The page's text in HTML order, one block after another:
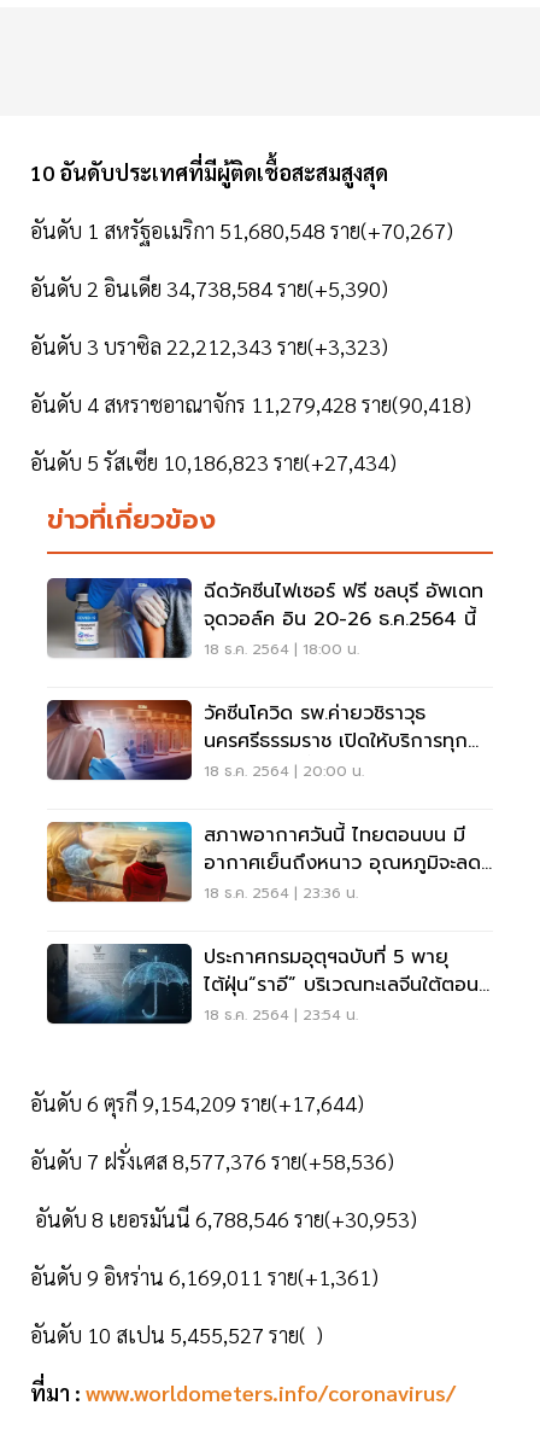
10 อันดับประเทศที่มีผู้ติดเชื้อสะสมสูงสุด
อันดับ 1 สหรัฐอเมริกา 51,680,548 ราย(+70,267)
อันดับ 2 อินเดีย 34,738,584 ราย(+5,390)
อันดับ 3 บราซิล 22,212,343 ราย(+3,323)
อันดับ 4 สหราชอาณาจักร 11,279,428 ราย(90,418)
อันดับ 5 รัสเซีย 10,186,823 ราย(+27,434)
ข่าวที่เกี่ยวข้อง
ฉีดวัคซีนไฟเซอร์ ฟรี ชลบุรี อัพเดท
จุดวอล์ค อิน 20-26 ธ.ค.2564 นี้
18 ธ.ค. 2564 | 18:00 น.
วัคซีนโควิด รพ.ค่ายวชิราวุธ
นครศรีธรรมราช เปิดให้บริการทุก
เข็ม 23 ธ.ค.นี้
18 ธ.ค. 2564 | 20:00 น.
สภาพอากาศวันนี้ ไทยตอนบน มี
อากาศเย็นถึงหนาว อุณหภูมิจะลด
ลง 1-4 องศา
18 ธ.ค. 2564 | 23:36 น.
ประกาศกรมอุตุฯฉบับที่ 5 พายุ
ไต้ฝุ่น“ราอี” บริเวณทะเลจีนใต้ตอน
กลาง
18 ธ.ค. 2564 | 23:54 น.
อันดับ 6 ตุรกี 9,154,209 ราย(+17,644)
อันดับ 7 ฝรั่งเศส 8,577,376 ราย(+58,536)
อันดับ 8 เยอรมันนี 6,788,546 ราย(+30,953)
อันดับ 9 อิหร่าน 6,169,011 ราย(+1,361)
อันดับ 10 สเปน 5,455,527 ราย( )
ที่มา : www.worldometers.info/coronavirus/